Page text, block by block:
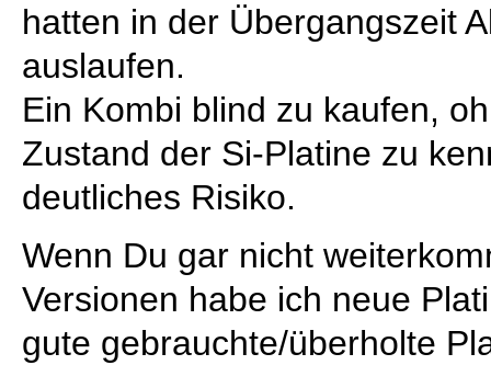
hatten in der Übergangszeit
auslaufen.
Ein Kombi blind zu kaufen,
Zustand der Si-Platine zu
deutliches Risiko.
Wenn Du gar nicht
Versionen habe ich neue
gute gebrauchte/überholte